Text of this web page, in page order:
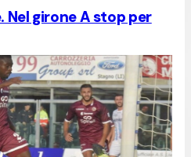
Nel girone A stop per